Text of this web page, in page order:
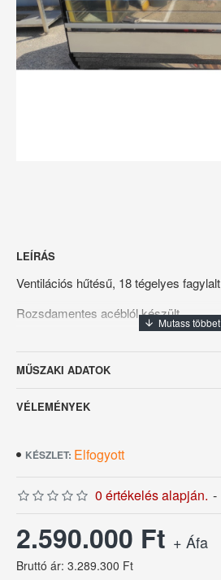
LEÍRÁS
Ventilációs hűtésű, 18 tégelyes
Rozsdamentes acéblól készült.
gránit munkalappal és digitális
Automatikus leolvasztás és
elpárologtatás!
Energiaosztály: D
Tápfeszültség: 230 V, 50 Hz
Súly: 330 kg
MŰSZAKI ADATOK
VÉLEMÉNYEK
KÉSZLET: Elfogyott
0 értékelés alapján. -
2.590.000 Ft + Áfa
Bruttó ár: 3.289.300 Ft